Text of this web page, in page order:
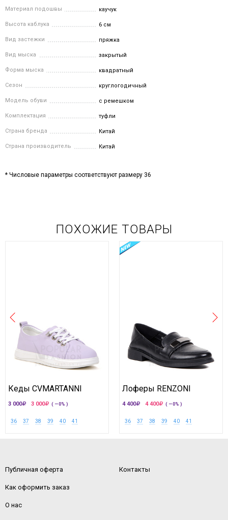
Материал подошвы каучук
Высота каблука 6 см
Вид застежки пряжка
Вид мыска закрытый
Форма мыска квадратный
Сезон круглогодичный
Модель обуви с ремешком
Комплектация туфли
Страна бренда Китай
Страна производитель Китай
* Числовые параметры соответствуют размеру 36
ПОХОЖИЕ ТОВАРЫ
Кеды CVMARTANNI
3 000 3 000 ( —0% )
36 37 38 39 40 41
Лоферы RENZONI
4 400 4 400 ( —0% )
36 37 38 39 40 41
Публичная оферта
Как оформить заказ
О нас
Контакты